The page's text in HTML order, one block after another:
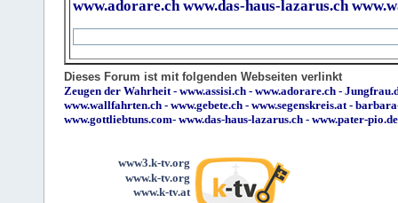
www.adorare.ch www.das-haus-lazarus.ch
Dieses Forum ist mit folgenden Webseiten verlinkt
Zeugen der Wahrheit- www.assisi.ch - www.adorare.ch -
www.wallfahrten.ch - www.gebete.ch - www.segenskreis.at-
www.gottliebtuns.com- www.das-haus-lazarus.ch - www.pater-pio.de
www3.k-tv.org
www.k-tv.org
www.k-tv.at